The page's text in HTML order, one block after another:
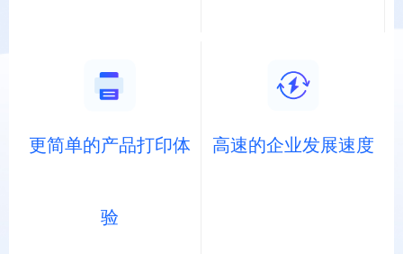
更简单的产品打印体
验
高速的企业发展速度